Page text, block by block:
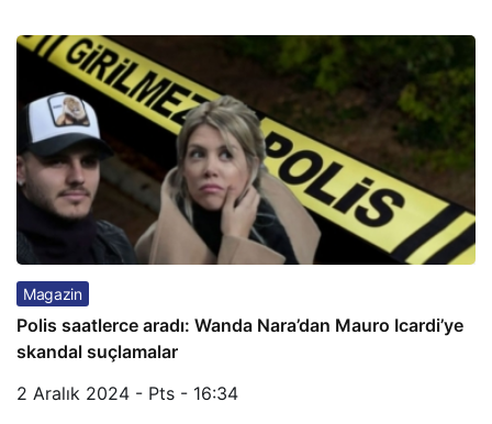
Magazin
Polis saatlerce aradı: Wanda Nara’dan Mauro Icardi’ye
skandal suçlamalar
2 Aralık 2024 - Pts - 16:34